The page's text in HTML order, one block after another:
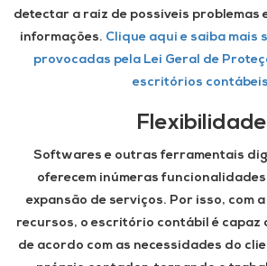
detectar a raiz de possíveis problemas
informações. Clique aqui e saiba mais
provocadas pela Lei Geral de
escritórios contábeis
Flexibilidade
Softwares e outras ferramentais
oferecem inúmeras
expansão de serviços. Por isso, com
recursos, o escritório contábil é capaz
de acordo com as necessidades do